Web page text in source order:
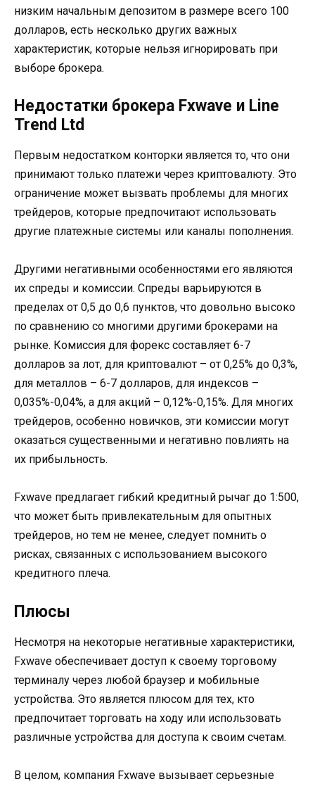
низким начальным депозитом в размере всего 100
долларов, есть несколько других важных
характеристик, которые нельзя игнорировать при
выборе брокера.
Недостатки брокера Fxwave и Line
Trend Ltd
Первым недостатком конторки является то, что они
принимают только платежи через криптовалюту. Это
ограничение может вызвать проблемы для многих
трейдеров, которые предпочитают использовать
другие платежные системы или каналы пополнения.
Другими негативными особенностями его являются
их спреды и комиссии. Спреды варьируются в
пределах от 0,5 до 0,6 пунктов, что довольно высоко
по сравнению со многими другими брокерами на
рынке. Комиссия для форекс составляет 6-7
долларов за лот, для криптовалют – от 0,25% до 0,3%,
для металлов – 6-7 долларов, для индексов –
0,035%-0,04%, а для акций – 0,12%-0,15%. Для многих
трейдеров, особенно новичков, эти комиссии могут
оказаться существенными и негативно повлиять на
их прибыльность.
Fxwave предлагает гибкий кредитный рычаг до 1:500,
что может быть привлекательным для опытных
трейдеров, но тем не менее, следует помнить о
рисках, связанных с использованием высокого
кредитного плеча.
Плюсы
Несмотря на некоторые негативные характеристики,
Fxwave обеспечивает доступ к своему торговому
терминалу через любой браузер и мобильные
устройства. Это является плюсом для тех, кто
предпочитает торговать на ходу или использовать
различные устройства для доступа к своим счетам.
В целом, компания Fxwave вызывает серьезные